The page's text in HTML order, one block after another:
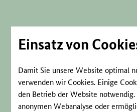
Einsatz von
Damit Sie unsere Website optimal
verwenden wir Cookies. Einige
den Betrieb der Website
anonymen Webanalyse oder